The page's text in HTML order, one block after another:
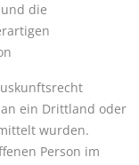
die
ein Drittland oder
wurden.
Person im